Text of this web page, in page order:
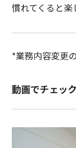
慣れてくると楽
*業務内容変更
動画でチェック